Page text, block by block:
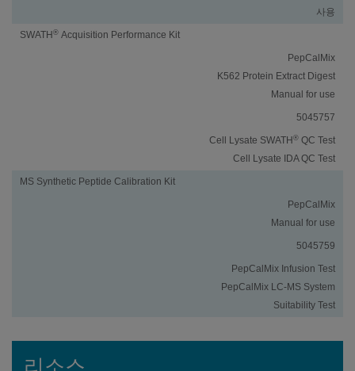
사용
SWATH ® Acquisition Performance Kit
PepCalMix
K562 Protein Extract Digest
Manual for use
5045757
Cell Lysate SWATH ® QC Test
Cell Lysate IDA QC Test
MS Synthetic Peptide Calibration Kit
PepCalMix
Manual for use
5045759
PepCalMix Infusion Test
PepCalMix LC-MS System
Suitability Test